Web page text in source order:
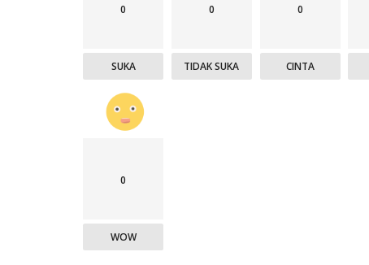
0
SUKA
0
TIDAK SUKA
0
CINTA
0
WOW